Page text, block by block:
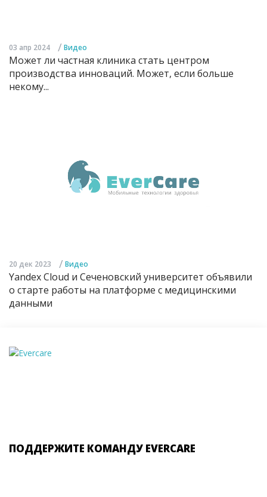
03 апр 2024 / Видео
Может ли частная клиника стать центром
производства инноваций. Может, если больше
некому...
20 дек 2023 / Видео
Yandex Cloud и Сеченовский университет объявили
о старте работы на платформе с медицинскими
данными
ПОДДЕРЖИТЕ КОМАНДУ EVERCARE